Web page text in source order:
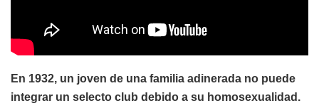
En 1932, un joven de una familia adinerada no puede
integrar un selecto club debido a su homosexualidad.